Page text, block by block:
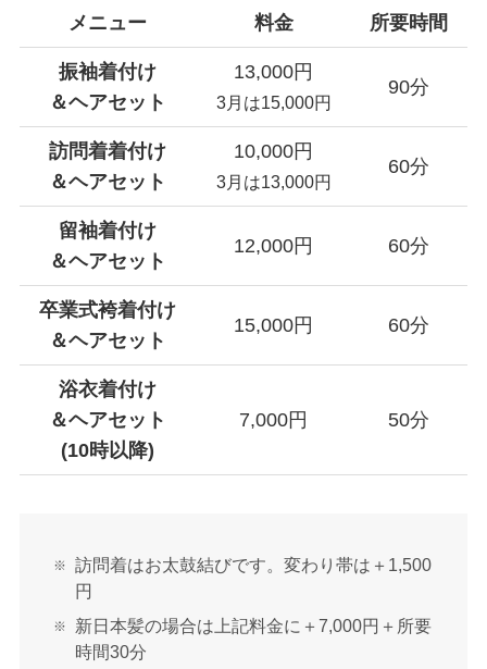
メニュー 料金 所要時間
振袖着付け
＆ヘアセット
13,000円
3月は15,000円
90分
訪問着着付け
＆ヘアセット
10,000円
3月は13,000円
60分
留袖着付け
＆ヘアセット
12,000円 60分
卒業式袴着付け
＆ヘアセット
15,000円 60分
浴衣着付け
＆ヘアセット
(10時以降)
7,000円 50分
訪問着はお太鼓結びです。変わり帯は＋1,500
円
新日本髪の場合は上記料金に＋7,000円＋所要
時間30分